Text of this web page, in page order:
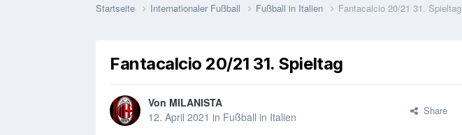
Startseite Internationaler Fußball Fußball in Italien Fantacalcio 20/21 31. Spieltag
Fantacalcio 20/21 31. Spieltag
Von MILANISTA
12. April 2021 in Fußball in Italien Share